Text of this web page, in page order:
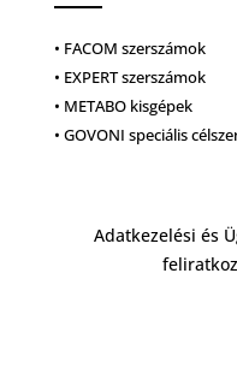
• FACOM szerszámok
• EXPERT szerszámok
• METABO kisgépek
• GOVONI speciális
Adatkezelési és